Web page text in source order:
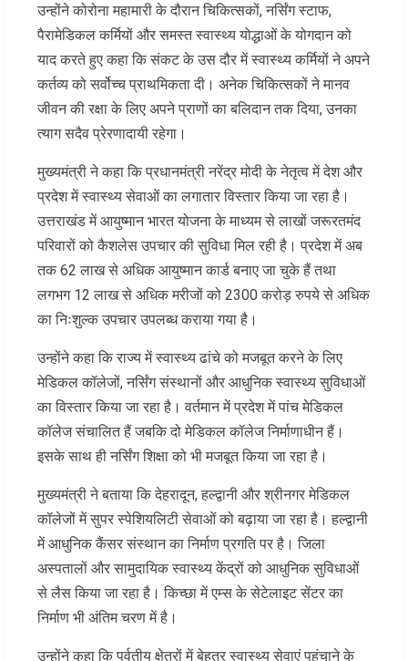
उन्होंने कोरोना महामारी के दौरान चिकित्सकों, नर्सिंग स्टाफ,
पैरामेडिकल कर्मियों और समस्त स्वास्थ्य योद्धाओं के योगदान को
याद करते हुए कहा कि संकट के उस दौर में स्वास्थ्य कर्मियों ने अपने
कर्तव्य को सर्वोच्च प्राथमिकता दी। अनेक चिकित्सकों ने मानव
जीवन की रक्षा के लिए अपने प्राणों का बलिदान तक दिया, उनका
त्याग सदैव प्रेरणादायी रहेगा।
मुख्यमंत्री ने कहा कि प्रधानमंत्री नरेंद्र मोदी के नेतृत्व में देश और
प्रदेश में स्वास्थ्य सेवाओं का लगातार विस्तार किया जा रहा है।
उत्तराखंड में आयुष्मान भारत योजना के माध्यम से लाखों जरूरतमंद
परिवारों को कैशलेस उपचार की सुविधा मिल रही है। प्रदेश में अब
तक 62 लाख से अधिक आयुष्मान कार्ड बनाए जा चुके हैं तथा
लगभग 12 लाख से अधिक मरीजों को 2300 करोड़ रुपये से अधिक
का निःशुल्क उपचार उपलब्ध कराया गया है।
उन्होंने कहा कि राज्य में स्वास्थ्य ढांचे को मजबूत करने के लिए
मेडिकल कॉलेजों, नर्सिंग संस्थानों और आधुनिक स्वास्थ्य सुविधाओं
का विस्तार किया जा रहा है। वर्तमान में प्रदेश में पांच मेडिकल
कॉलेज संचालित हैं जबकि दो मेडिकल कॉलेज निर्माणाधीन हैं।
इसके साथ ही नर्सिंग शिक्षा को भी मजबूत किया जा रहा है।
मुख्यमंत्री ने बताया कि देहरादून, हल्द्वानी और श्रीनगर मेडिकल
कॉलेजों में सुपर स्पेशियलिटी सेवाओं को बढ़ाया जा रहा है। हल्द्वानी
में आधुनिक कैंसर संस्थान का निर्माण प्रगति पर है। जिला
अस्पतालों और सामुदायिक स्वास्थ्य केंद्रों को आधुनिक सुविधाओं
से लैस किया जा रहा है। किच्छा में एम्स के सेटेलाइट सेंटर का
निर्माण भी अंतिम चरण में है।
उन्होंने कहा कि पर्वतीय क्षेत्रों में बेहतर स्वास्थ्य सेवाएं पहुंचाने के